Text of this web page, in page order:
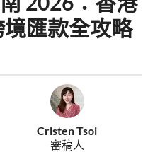
匯款全攻略
Cristen Tsoi
審稿人